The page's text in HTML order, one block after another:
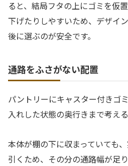
ると、結局フタの上にゴミを仮
下げたりしやすいため、デザイ
後に選ぶのが安全です。
通路をふさがない配置
パントリーにキャスター付きゴ
入れした状態の奥行きまで考え
本体が棚の下に収まっていても
引くため、その分の通路幅が足